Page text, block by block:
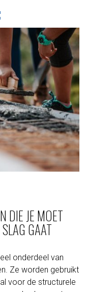
DIE JE MOET
GAAT
onderdeel van
Ze worden gebruikt
voor de structurele